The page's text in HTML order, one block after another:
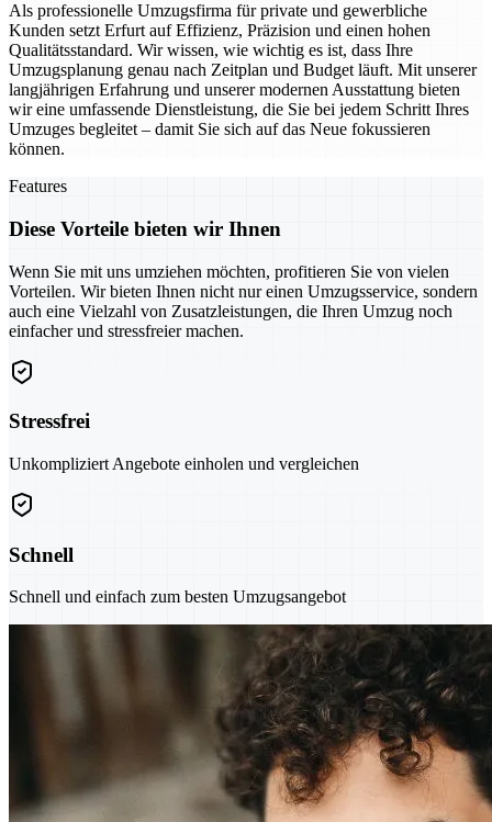
Als professionelle Umzugsfirma für private und gewerbliche
Kunden setzt Erfurt auf Effizienz, Präzision und einen hohen
Qualitätsstandard. Wir wissen, wie wichtig es ist, dass Ihre
Umzugsplanung genau nach Zeitplan und Budget läuft. Mit unserer
langjährigen Erfahrung und unserer modernen Ausstattung bieten
wir eine umfassende Dienstleistung, die Sie bei jedem Schritt Ihres
Umzuges begleitet – damit Sie sich auf das Neue fokussieren
können.
Features
Diese Vorteile bieten wir Ihnen
Wenn Sie mit uns umziehen möchten, profitieren Sie von vielen
Vorteilen. Wir bieten Ihnen nicht nur einen Umzugsservice, sondern
auch eine Vielzahl von Zusatzleistungen, die Ihren Umzug noch
einfacher und stressfreier machen.
Stressfrei
Unkompliziert Angebote einholen und vergleichen
Schnell
Schnell und einfach zum besten Umzugsangebot